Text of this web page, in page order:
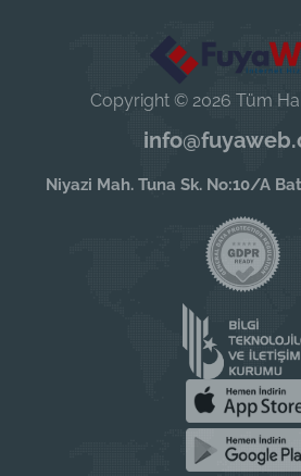
Copyright © 2026 Tüm
Niyazi Mah. Tuna Sk. No:10/A